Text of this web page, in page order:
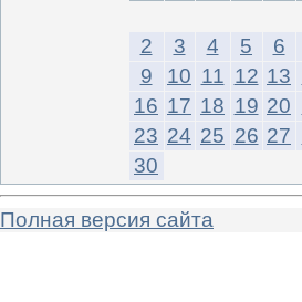
2
3 4 5 6
9
10 11 12 13
16 17 18 19 20
23 24 25 26 27
30
Полная версия сайта